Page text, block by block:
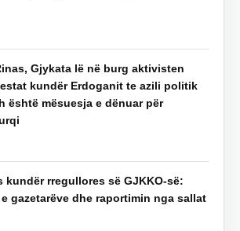
Gjykata lë në burg aktivisten
kundër Erdoganit te azili politik
është mësuesja e dënuar për
kundër rregullores së GJKKO-së:
gazetarëve dhe raportimin nga sallat